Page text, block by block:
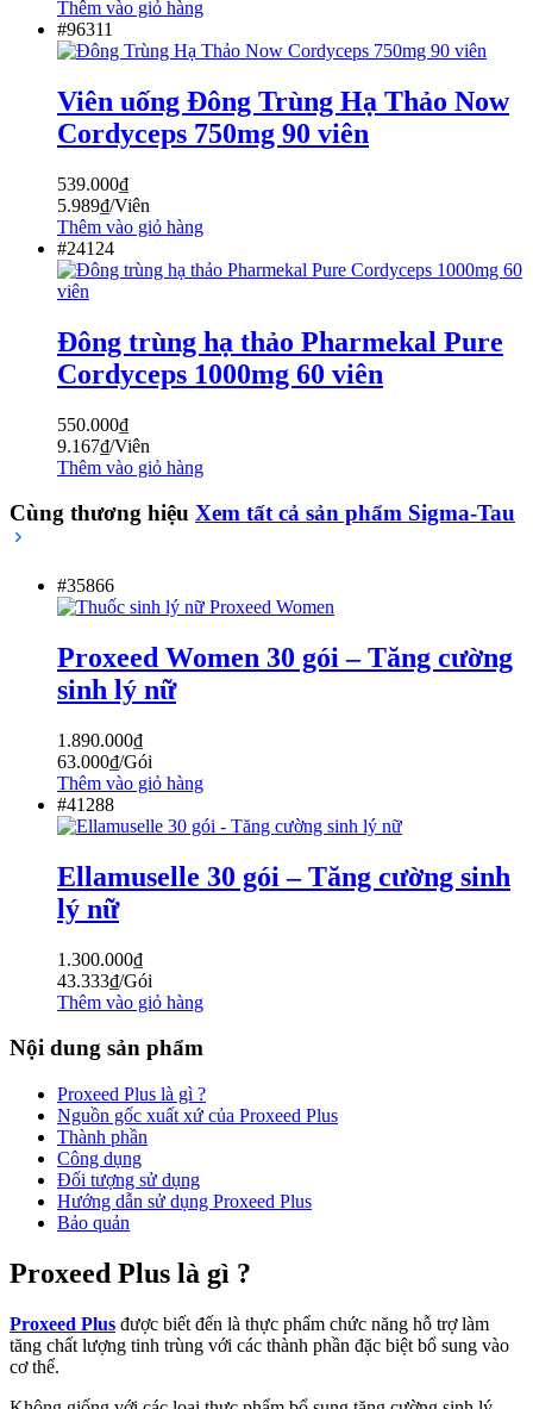
Thêm vào giỏ hàng
#96311
Viên uống Đông Trùng Hạ Thảo Now
Cordyceps 750mg 90 viên
539.000₫
5.989₫/Viên
Thêm vào giỏ hàng
#24124
Đông trùng hạ thảo Pharmekal Pure
Cordyceps 1000mg 60 viên
550.000₫
9.167₫/Viên
Thêm vào giỏ hàng
Cùng thương hiệu Xem tất cả sản phẩm Sigma-Tau
#35866
Proxeed Women 30 gói – Tăng cường
sinh lý nữ
1.890.000₫
63.000₫/Gói
Thêm vào giỏ hàng
#41288
Ellamuselle 30 gói – Tăng cường sinh
lý nữ
1.300.000₫
43.333₫/Gói
Thêm vào giỏ hàng
Nội dung sản phẩm
Proxeed Plus là gì ?
Nguồn gốc xuất xứ của Proxeed Plus
Thành phần
Công dụng
Đối tượng sử dụng
Hướng dẫn sử dụng Proxeed Plus
Bảo quản
Proxeed Plus là gì ?
Proxeed Plus được biết đến là thực phẩm chức năng hỗ trợ làm
tăng chất lượng tinh trùng với các thành phần đặc biệt bổ sung vào
cơ thể.